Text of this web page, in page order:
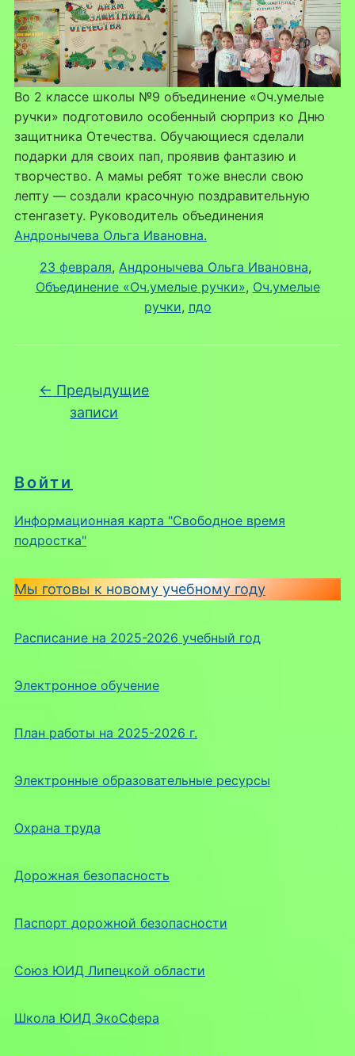
Войти
Информационная карта "Свободное время
подростка"
Мы готовы к новому учебному году
Расписание на 2025-2026 учебный год
Электронное обучение
План работы на 2025-2026 г.
Электронные образовательные ресурсы
Охрана труда
Дорожная безопасность
Паспорт дорожной безопасности
Союз ЮИД Липецкой области
Школа ЮИД ЭкоСфера
Во 2 классе школы №9 объединение «Оч.умелые
ручки» подготовило особенный сюрприз ко Дню
защитника Отечества. Обучающиеся сделали
подарки для своих пап, проявив фантазию и
творчество. А мамы ребят тоже внесли свою
лепту — создали красочную поздравительную
стенгазету. Руководитель объединения
Андронычева Ольга Ивановна.
23 февраля, Андронычева Ольга Ивановна
Объединение «Оч.умелые ручки», Оч.умелые
ручки, пдо
Навигация по записям
← Предыдущие
записи